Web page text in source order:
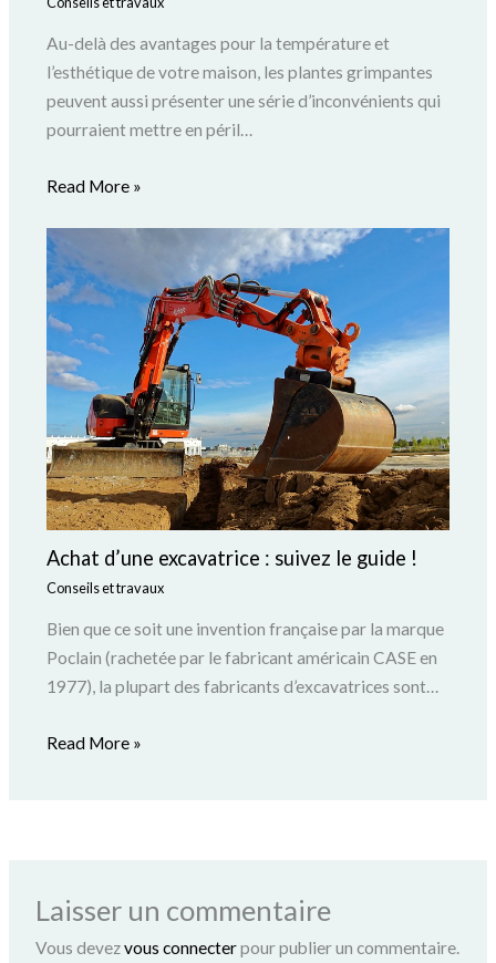
Au-delà des avantages pour la température et
l’esthétique de votre maison, les plantes grimpantes
peuvent aussi présenter une série d’inconvénients qui
pourraient mettre en péril…
Read More »
Achat d’une excavatrice : suivez le guide !
Conseils et travaux
Bien que ce soit une invention française par la marque
Poclain (rachetée par le fabricant américain CASE en
1977), la plupart des fabricants d’excavatrices sont…
Read More »
Laisser un commentaire
Vous devezvous connecterpour publier un commentaire.